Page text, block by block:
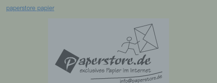
paperstore papierdie sich auf eine natürliche Person beziehen,
zu bewerten, insbesondere, um Aspekte
bezüglich Arbeitsleistung, wirtschaftlicher
Lage, Gesundheit, persönlicher Vorlieben,
Interessen, Zuverlässigkeit, Verhalten,
Aufenthaltsort oder Ortswechsel dieser
natürlichen Person zu analysieren oder
vorherzusagen.